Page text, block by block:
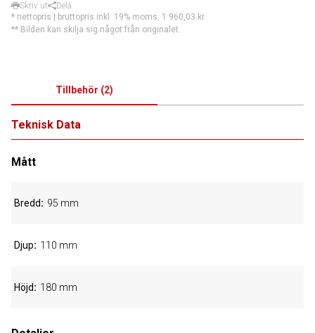
Skriv ut
Dela
* nettopris | bruttopris inkl. 19% moms: 1 960,03 kr
** Bilden kan skilja sig något från originalet.
Tillbehör (2)
Teknisk Data
Mått
Bredd 95 mm
Djup 110 mm
Höjd 180 mm